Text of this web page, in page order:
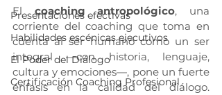
Presentaciones efectivas
Habilidades escénicas ejecutivos
El Poder del Diálogo
Certificación Coaching Profesional
El coaching antropológico, una
corriente del coaching que toma en
cuenta al ser humano como un ser
integral —con historia, lenguaje,
cultura y emociones—, pone un fuerte
énfasis en la calidad del diálogo.